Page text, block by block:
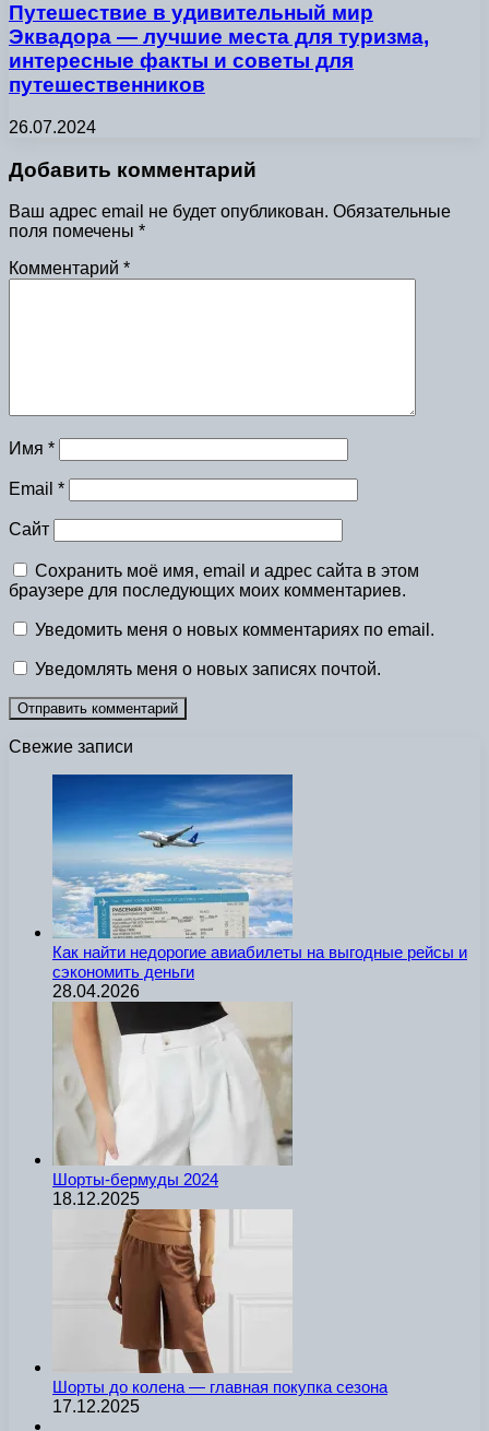
Путешествие в удивительный мир
Эквадора — лучшие места для туризма,
интересные факты и советы для
путешественников
26.07.2024
Добавить комментарий
Ваш адрес email не будет опубликован. Обязательные
поля помечены *
Комментарий *
Имя *
Email *
Сайт
Сохранить моё имя, email и адрес сайта в этом
браузере для последующих моих комментариев.
Уведомить меня о новых комментариях по email.
Уведомлять меня о новых записях почтой.
Свежие записи
Как найти недорогие авиабилеты на выгодные рейсы и
сэкономить деньги
28.04.2026
Шорты-бермуды 2024
18.12.2025
Шорты до колена — главная покупка сезона
17.12.2025